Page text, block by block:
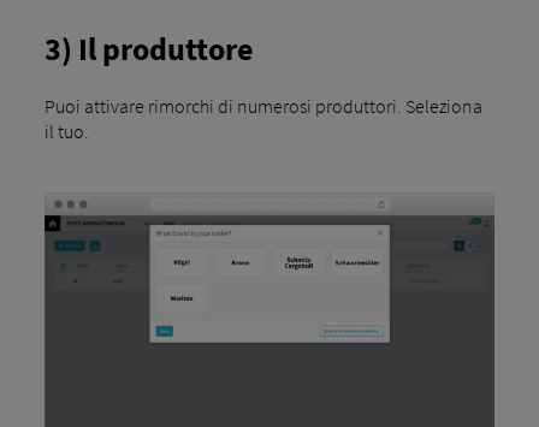
3) Il produttore
Puoi attivare rimorchi di numerosi produttori. Seleziona
il tuo.